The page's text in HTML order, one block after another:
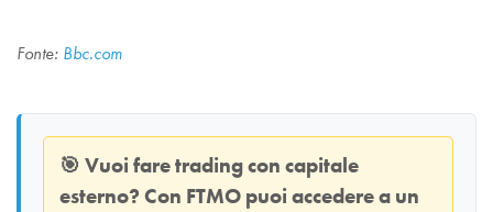
Fonte: Bbc.com
🎯 Vuoi fare trading con capitale
esterno? Con FTMO puoi accedere a un